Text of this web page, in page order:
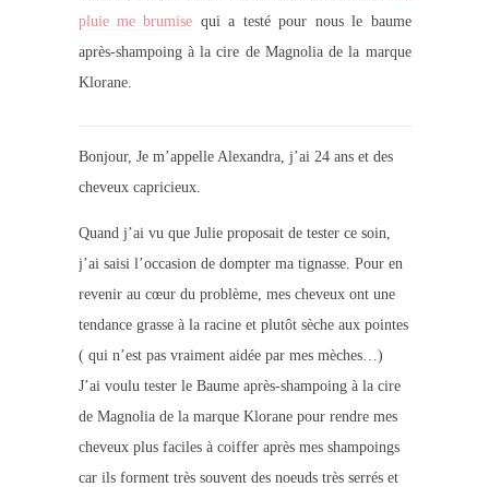
pluie me brumise qui a testé pour nous le baume
après-shampoing à la cire de Magnolia de la marque
Klorane.
Bonjour, Je m’appelle Alexandra, j’ai 24 ans et des
cheveux capricieux.
Quand j’ai vu que Julie proposait de tester ce soin,
j’ai saisi l’occasion de dompter ma tignasse. Pour en
revenir au cœur du problème, mes cheveux ont une
tendance grasse à la racine et plutôt sèche aux pointes
( qui n’est pas vraiment aidée par mes mèches…)
J’ai voulu tester le Baume après-shampoing à la cire
de Magnolia de la marque Klorane pour rendre mes
cheveux plus faciles à coiffer après mes shampoings
car ils forment très souvent des noeuds très serrés et